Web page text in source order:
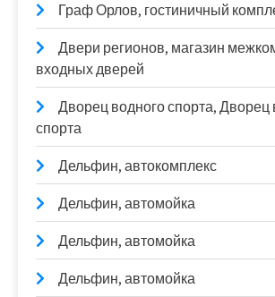
Граф Орлов, гостиничный
Двери регионов, магазин
входных дверей
Дворец водного спорта, Дворец
спорта
Дельфин, автокомплекс
Дельфин, автомойка
Дельфин, автомойка
Дельфин, автомойка